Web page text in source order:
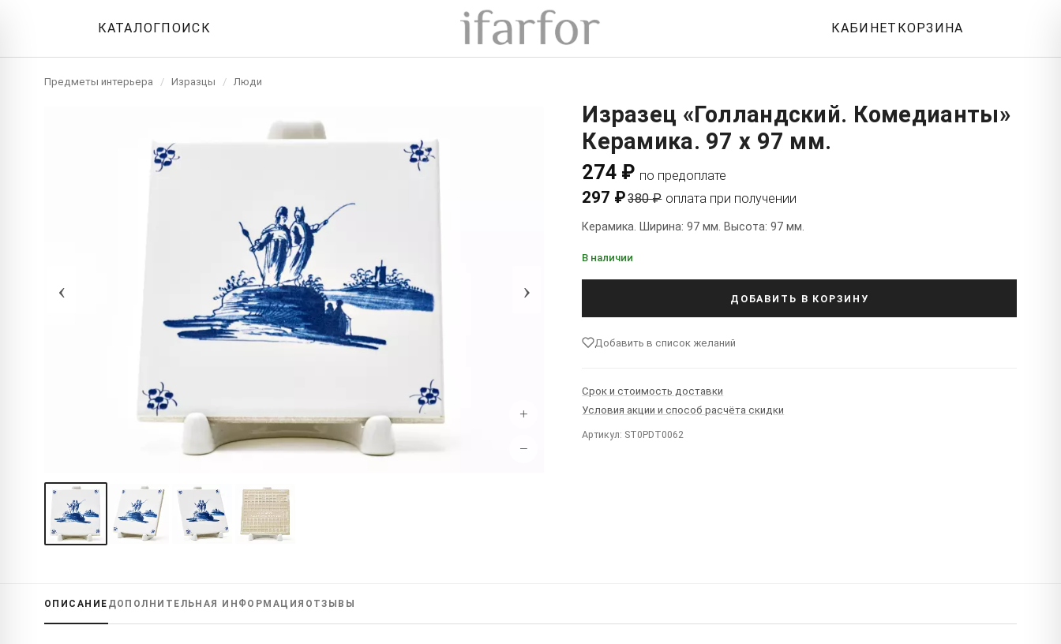
КАТАЛОГПОИСК КАБИНЕТ КОРЗИНА
Предметы интерьера / Изразцы / Люди
‹ ›
+
−
Изразец «Голландский. Комедианты»
Керамика. 97 x 97 мм.
274 ₽ по предоплате
297 ₽380 ₽ оплата при получении
Керамика. Ширина: 97 мм. Высота: 97 мм.
В наличии
ДОБАВИТЬ В КОРЗИНУ
Добавить в список желаний
Срок и стоимость доставки
Условия акции и способ расчёта скидки
Артикул: ST0PDT0062
ОПИСАНИЕ ДОПОЛНИТЕЛЬНАЯ ИНФОРМАЦИЯ ОТЗЫВЫ